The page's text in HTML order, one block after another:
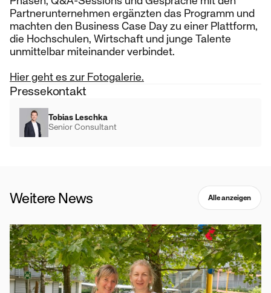
Partnerunternehmen ergänzten das Programm und
machten den Business Case Day zu einer Plattform,
die Hochschulen, Wirtschaft und junge Talente
unmittelbar miteinander verbindet.
Hier geht es zur Fotogalerie.
Pressekontakt
Tobias Leschka
Senior Consultant
Weitere News Alle anzeigen